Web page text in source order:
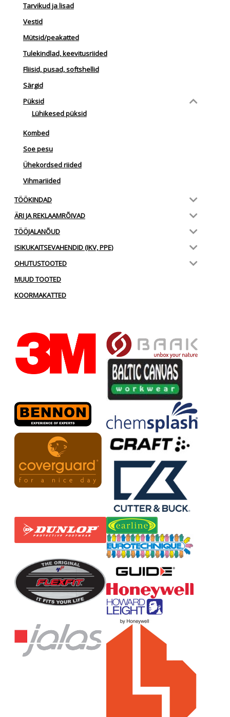
Tarvikud ja lisad
Vestid
Mütsid/peakatted
Tulekindlad, keevitusriided
Fliisid, pusad, softshellid
Särgid
Püksid
Lühikesed püksid
Kombed
Soe pesu
Ühekordsed riided
Vihmariided
TÖÖKINDAD
ÄRI JA REKLAAMRÕIVAD
TÖÖJALANÕUD
ISIKUKAITSEVAHENDID (IKV, PPE)
OHUTUSTOOTED
MUUD TOOTED
KOORMAKATTED